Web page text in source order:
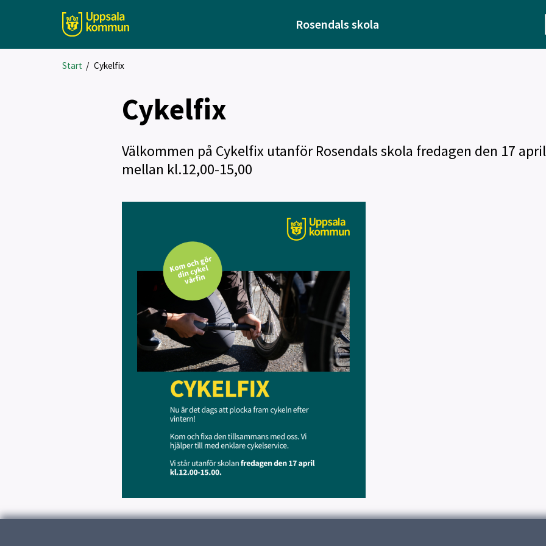
Rosendals skola
Start / Cykelfix
Cykelfix
Välkommen på Cykelfix utanför Rosendals skola fredagen den 17 april
mellan kl.12,00-15,00